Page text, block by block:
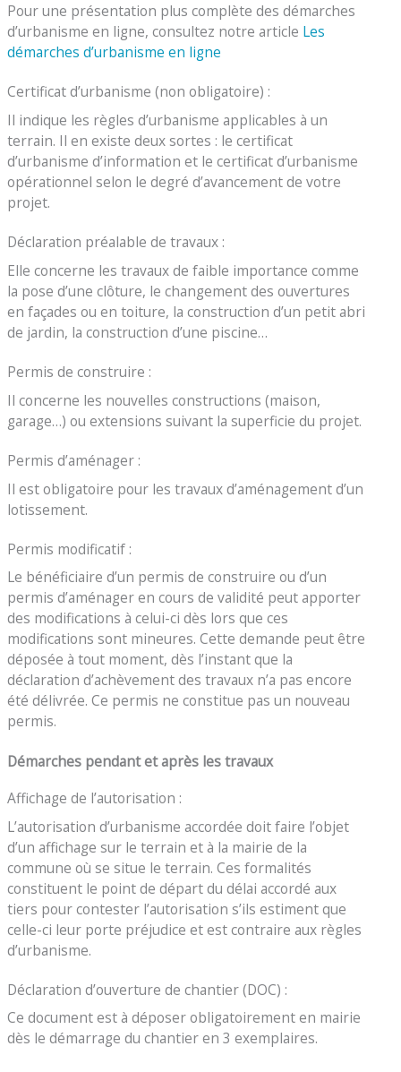
Pour une présentation plus complète des démarches
d’urbanisme en ligne, consultez notre article Les
démarches d’urbanisme en ligne
Certificat d’urbanisme (non obligatoire) :
Il indique les règles d’urbanisme applicables à un
terrain. Il en existe deux sortes : le certificat
d’urbanisme d’information et le certificat d’urbanisme
opérationnel selon le degré d’avancement de votre
projet.
Déclaration préalable de travaux :
Elle concerne les travaux de faible importance comme
la pose d’une clôture, le changement des ouvertures
en façades ou en toiture, la construction d’un petit abri
de jardin, la construction d’une piscine…
Permis de construire :
Il concerne les nouvelles constructions (maison,
garage…) ou extensions suivant la superficie du projet.
Permis d’aménager :
Il est obligatoire pour les travaux d’aménagement d’un
lotissement.
Permis modificatif :
Le bénéficiaire d’un permis de construire ou d’un
permis d’aménager en cours de validité peut apporter
des modifications à celui-ci dès lors que ces
modifications sont mineures. Cette demande peut être
déposée à tout moment, dès l’instant que la
déclaration d’achèvement des travaux n’a pas encore
été délivrée. Ce permis ne constitue pas un nouveau
permis.
Démarches pendant et après les travaux
Affichage de l’autorisation :
L’autorisation d’urbanisme accordée doit faire l’objet
d’un affichage sur le terrain et à la mairie de la
commune où se situe le terrain. Ces formalités
constituent le point de départ du délai accordé aux
tiers pour contester l’autorisation s’ils estiment que
celle-ci leur porte préjudice et est contraire aux règles
d’urbanisme.
Déclaration d’ouverture de chantier (DOC) :
Ce document est à déposer obligatoirement en mairie
dès le démarrage du chantier en 3 exemplaires.